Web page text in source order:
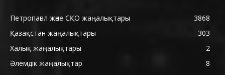
Петропавл және СҚО жаңалықтары
3868
Қазақстан жаңалықтары
303
Халық жаңалықтары
2
Әлемдік жаңалықтар
8